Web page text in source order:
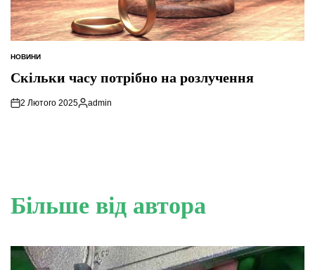
ОПУБЛІКУВАТИ
НОВИНИ
Скільки часу потрібно на розлучення
2 Лютого 2025
Опубліковано
admin
Більше від автора